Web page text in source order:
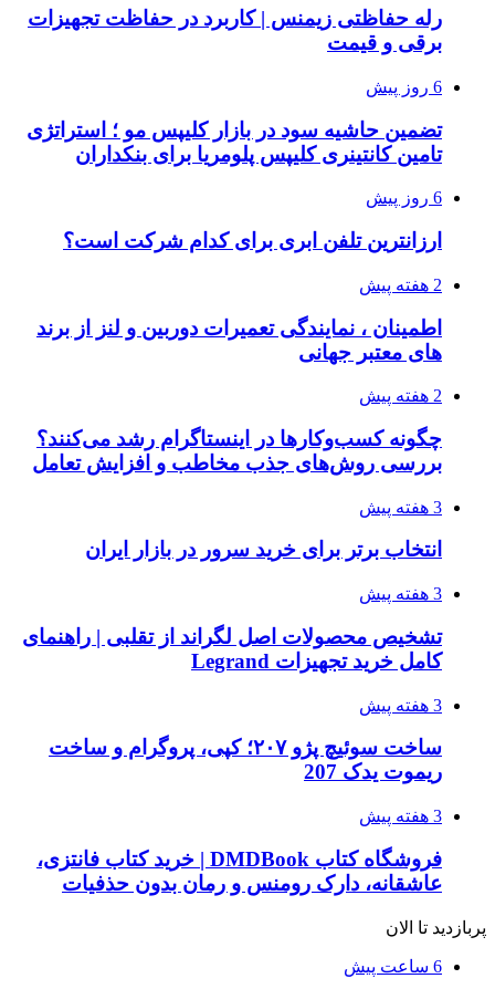
رله حفاظتی زیمنس | کاربرد در حفاظت تجهیزات
برقی و قیمت
6 روز پیش
تضمین حاشیه سود در بازار کلیپس مو ؛ استراتژی
تامین کانتینری کلیپس پلومریا برای بنکداران
6 روز پیش
ارزانترین تلفن ابری برای کدام شرکت است؟
2 هفته پیش
اطمینان ، نمایندگی تعمیرات دوربین و لنز از برند
های معتبر جهانی
2 هفته پیش
چگونه کسب‌وکارها در اینستاگرام رشد می‌کنند؟
بررسی روش‌های جذب مخاطب و افزایش تعامل
3 هفته پیش
انتخاب برتر برای خرید سرور در بازار ایران
3 هفته پیش
تشخیص محصولات اصل لگراند از تقلبی | راهنمای
کامل خرید تجهیزات Legrand
3 هفته پیش
ساخت سوئیچ پژو ۲۰۷؛ کپی، پروگرام و ساخت
ریموت یدک 207
3 هفته پیش
فروشگاه کتاب DMDBook | خرید کتاب فانتزی،
عاشقانه، دارک رومنس و رمان بدون حذفیات
پربازدید تا الان
6 ساعت پیش